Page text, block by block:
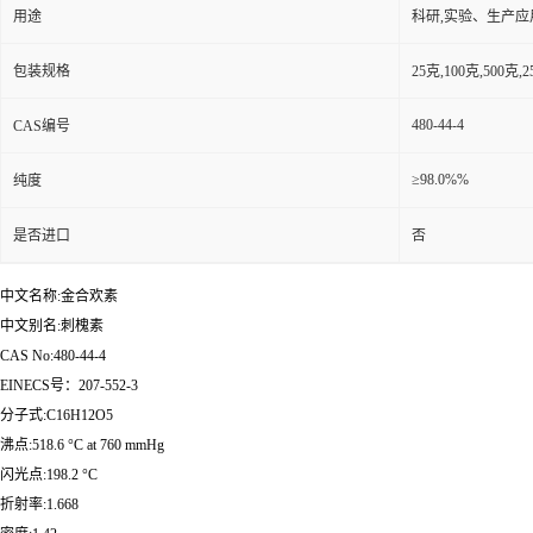
用途 科研,实验、生产应
包装规格 25克,100克,500克
CAS编号 480-44-4
纯度 ≥98.0%%
是否进口 否
中文名称:金合欢素
中文别名:刺槐素
CAS No:480-44-4
EINECS号：207-552-3
分子式:C16H12O5
沸点:518.6 °C at 760 mmHg
闪光点:198.2 °C
折射率:1.668